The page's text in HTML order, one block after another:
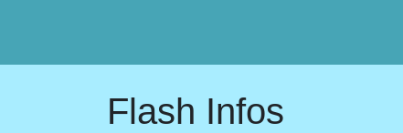
Flash Infos